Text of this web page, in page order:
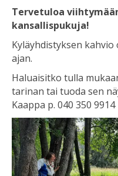
Tervetuloa
kansallispukuja!
Kyläyhdistyksen
ajan.
Haluaisitko tulla
tarinan tai tuoda sen
Kaappa p. 040 350 9914